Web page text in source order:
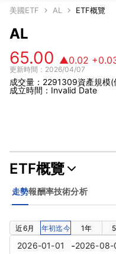
美國ETF AL ETF概覽
AL
65.00 ▲0.02
更新時間：2026/04/07
成交量：2291309資產規模
成立時間：Invalid Date
ETF概覽
走勢報酬率技術分析
近6月 年初迄今 1年
-